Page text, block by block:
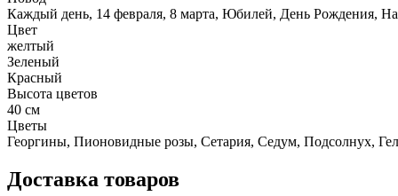
Каждый день, 14 февраля, 8 марта, Юбилей, День Рождения,
Цвет
желтый
Зеленый
Красный
Высота цветов
40 см
Цветы
Георгины, Пионовидные розы, Сетария, Седум, Подсолнух,
Доставка товаров